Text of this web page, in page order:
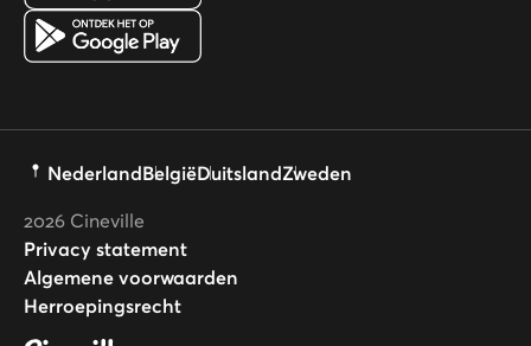
NederlandBelgiëDuitslandZweden
2026 Cineville
Privacy statement
Algemene voorwaarden
Herroepingsrecht